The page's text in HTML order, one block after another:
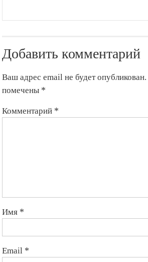
Добавить комментарий
Ваш адрес email не будет опубликован.
помечены *
Комментарий *
Имя *
Email *